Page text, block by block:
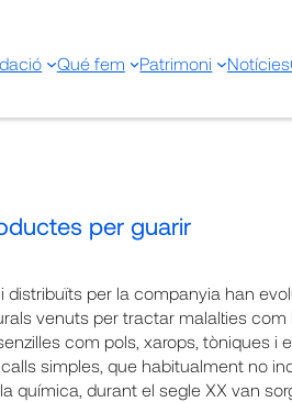
Qué fem Patrimoni Notícies
per guarir
distribuïts per la companyia han
venuts per tractar malalties com
com pols, xarops, tòniques i
simples, que habitualment no
química, durant el segle XX van